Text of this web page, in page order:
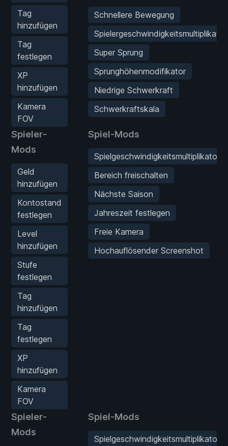
Tag
hinzufügen
Tag
festlegen
XP
hinzufügen
Kamera
FOV
Schnellere Bewegung
Spielergeschwindigkeitsmultiplikator
Super Sprung
Sprunghöhenmodifikator
Niedrige Schwerkraft
Schwerkraftskala
Spieler-
Mods
Geld
hinzufügen
Kontostand
festlegen
Level
hinzufügen
Stufe
festlegen
Tag
hinzufügen
Tag
festlegen
XP
hinzufügen
Kamera
FOV
Spiel-Mods
Spielgeschwindigkeitsmultiplikator
Bereich freischalten
Nächste Saison
Jahreszeit festlegen
Freie Kamera
Hochauflösender Screenshot
Spieler-
Mods
Spiel-Mods
Spielgeschwindigkeitsmultiplikator